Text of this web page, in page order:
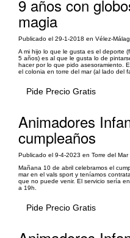
9 años con
magia
Publicado el 29-1-2018 en Vélez-
A mi hijo lo que le gusta es el deporte
5 años) es al que le gusta lo de
hacer por lo que pido asesoramiento.
el colonia en torre del mar (al lado del
Pide Precio Gratis
Animadores
cumpleaños
Publicado el 9-4-2023 en Torre del Mar
Mañana 10 de abril celebramos el
mar en el vals sport y teníamos
que no puede venir. El servicio sería
a 19h.
Pide Precio Gratis